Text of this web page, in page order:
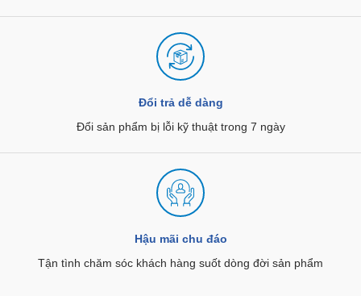
Đổi trả dễ dàng
Đổi sản phẩm bị lỗi kỹ thuật trong 7 ngày
Hậu mãi chu đáo
Tận tình chăm sóc khách hàng suốt dòng đời sản phẩm